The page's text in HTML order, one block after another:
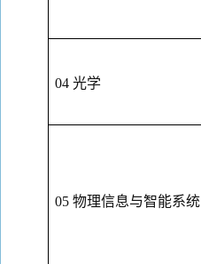
04 光学
05 物理信息与智能系统